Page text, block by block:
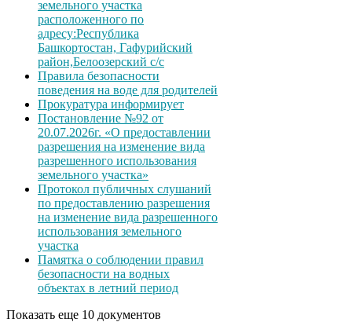
земельного участка
расположенного по
адресу:Республика
Башкортостан, Гафурийский
район,Белоозерский с/с
Правила безопасности
поведения на воде для родителей
Прокуратура информирует
Постановление №92 от
20.07.2026г. «О предоставлении
разрешения на изменение вида
разрешенного использования
земельного участка»
Протокол публичных слушаний
по предоставлению разрешения
на изменение вида разрешенного
использования земельного
участка
Памятка о соблюдении правил
безопасности на водных
объектах в летний период
Показать еще 10 документов